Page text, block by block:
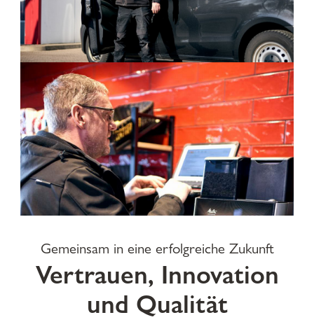
Gemeinsam in eine erfolgreiche Zukunft
Vertrauen, Innovation
und Qualität